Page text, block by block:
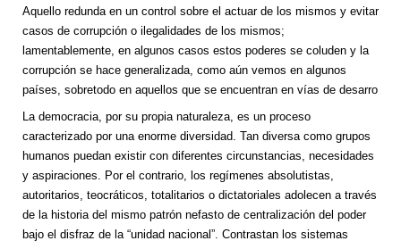
Aquello redunda en un control sobre el actuar de los mismos y evitar
casos de corrupción o ilegalidades de los mismos;
lamentablemente, en algunos casos estos poderes se coluden y la
corrupción se hace generalizada, como aún vemos en algunos
países, sobretodo en aquellos que se encuentran en vías de desarro
La democracia, por su propia naturaleza, es un proceso
caracterizado por una enorme diversidad. Tan diversa como grupos
humanos puedan existir con diferentes circunstancias, necesidades
y aspiraciones. Por el contrario, los regímenes absolutistas,
autoritarios, teocráticos, totalitarios o dictatoriales adolecen a través
de la historia del mismo patrón nefasto de centralización del poder
bajo el disfraz de la “unidad nacional”. Contrastan los sistemas